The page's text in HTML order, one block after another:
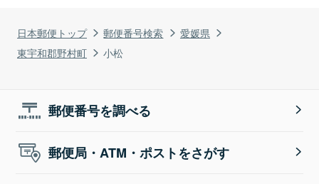
日本郵便トップ 郵便番号検索
愛媛県
東宇和郡野村町
小松
郵便番号を調べる
郵便局・ATM・ポストをさがす